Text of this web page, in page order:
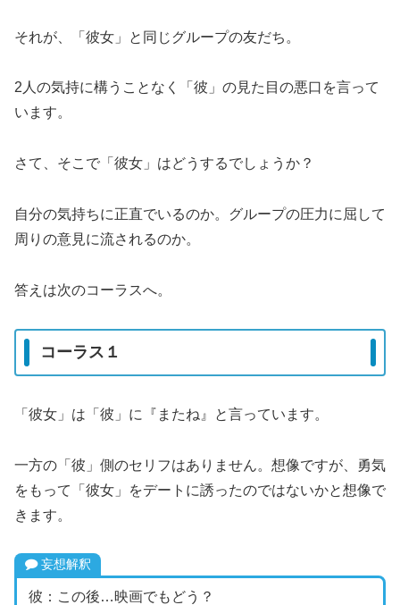
それが、「彼女」と同じグループの友だち。
2人の気持に構うことなく「彼」の見た目の悪口を言って
います。
さて、そこで「彼女」はどうするでしょうか？
自分の気持ちに正直でいるのか。グループの圧力に屈して
周りの意見に流されるのか。
答えは次のコーラスへ。
コーラス１
「彼女」は「彼」に『またね』と言っています。
一方の「彼」側のセリフはありません。想像ですが、勇気
をもって「彼女」をデートに誘ったのではないかと想像で
きます。
妄想解釈
彼：この後…映画でもどう？